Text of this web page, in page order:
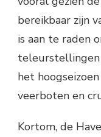
bereikbaar zijn
is aan te raden
teleurstellingen
het
veerboten en
Kortom, de